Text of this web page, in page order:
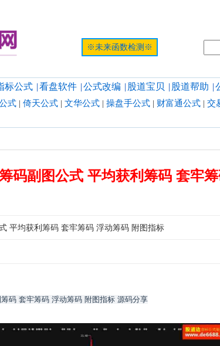
※未来函数检测※
标公式 |看盘软件 |公式改编 | 股道宝贝 | 股道帮助 |
式 | 倚天公式 | 文华公式 | 操盘手公式 | 财富通公式 | 交
码副图公式 平均获利筹码 套牢
平均获利筹码 套牢筹码 浮动筹码 附图指标
码 套牢筹码 浮动筹码 附图指标 源码分享